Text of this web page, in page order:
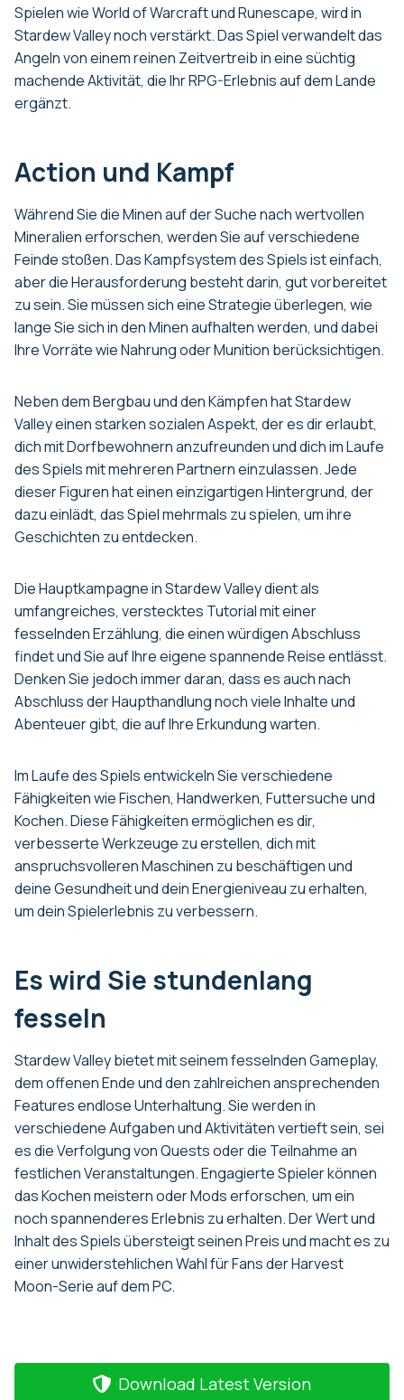
Spielen wie World of Warcraft und Runescape, wird in
Stardew Valley noch verstärkt. Das Spiel verwandelt das
Angeln von einem reinen Zeitvertreib in eine süchtig
machende Aktivität, die Ihr RPG-Erlebnis auf dem Lande
ergänzt.
Action und Kampf
Während Sie die Minen auf der Suche nach wertvollen
Mineralien erforschen, werden Sie auf verschiedene
Feinde stoßen. Das Kampfsystem des Spiels ist einfach,
aber die Herausforderung besteht darin, gut vorbereitet
zu sein. Sie müssen sich eine Strategie überlegen, wie
lange Sie sich in den Minen aufhalten werden, und dabei
Ihre Vorräte wie Nahrung oder Munition berücksichtigen.
Neben dem Bergbau und den Kämpfen hat Stardew
Valley einen starken sozialen Aspekt, der es dir erlaubt,
dich mit Dorfbewohnern anzufreunden und dich im Laufe
des Spiels mit mehreren Partnern einzulassen. Jede
dieser Figuren hat einen einzigartigen Hintergrund, der
dazu einlädt, das Spiel mehrmals zu spielen, um ihre
Geschichten zu entdecken.
Die Hauptkampagne in Stardew Valley dient als
umfangreiches, verstecktes Tutorial mit einer
fesselnden Erzählung, die einen würdigen Abschluss
findet und Sie auf Ihre eigene spannende Reise entlässt.
Denken Sie jedoch immer daran, dass es auch nach
Abschluss der Haupthandlung noch viele Inhalte und
Abenteuer gibt, die auf Ihre Erkundung warten.
Im Laufe des Spiels entwickeln Sie verschiedene
Fähigkeiten wie Fischen, Handwerken, Futtersuche und
Kochen. Diese Fähigkeiten ermöglichen es dir,
verbesserte Werkzeuge zu erstellen, dich mit
anspruchsvolleren Maschinen zu beschäftigen und
deine Gesundheit und dein Energieniveau zu erhalten,
um dein Spielerlebnis zu verbessern.
Es wird Sie stundenlang
fesseln
Stardew Valley bietet mit seinem fesselnden Gameplay,
dem offenen Ende und den zahlreichen ansprechenden
Features endlose Unterhaltung. Sie werden in
verschiedene Aufgaben und Aktivitäten vertieft sein, sei
es die Verfolgung von Quests oder die Teilnahme an
festlichen Veranstaltungen. Engagierte Spieler können
das Kochen meistern oder Mods erforschen, um ein
noch spannenderes Erlebnis zu erhalten. Der Wert und
Inhalt des Spiels übersteigt seinen Preis und macht es zu
einer unwiderstehlichen Wahl für Fans der Harvest
Moon-Serie auf dem PC.
Download Latest Version